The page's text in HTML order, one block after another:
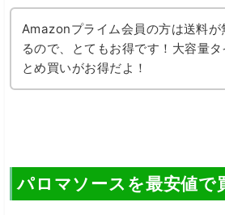
Amazonプライム会員の方は送料が
るので、とてもお得です！大容量タ
とめ買いがお得だよ！
パロマソースを最安値で